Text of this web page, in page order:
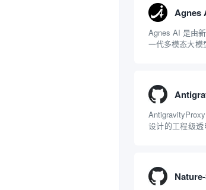
Agnes AI 是由
一代多模态大模
设计的工程级